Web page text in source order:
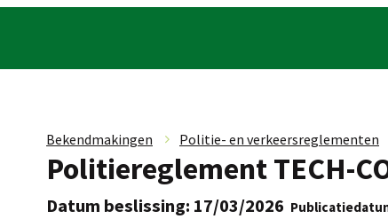
Bekendmakingen » Politie- en verkeersreglementen
Politiereglement TECH-
Datum beslissing: 17/03/2026